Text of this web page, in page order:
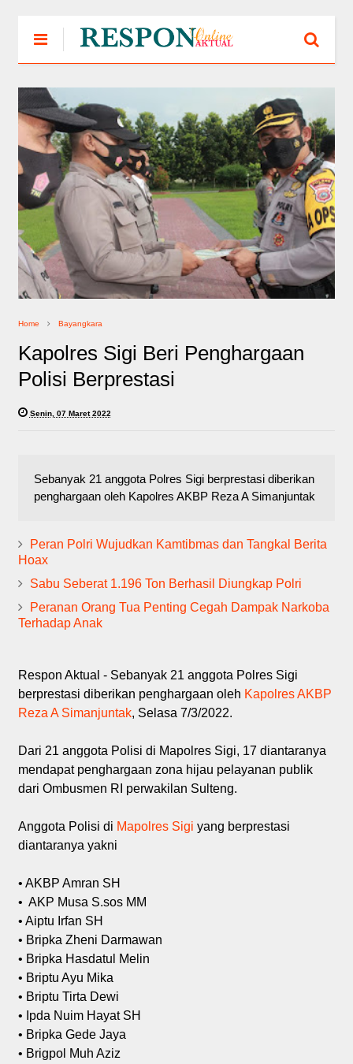
Home Bayangkara
Kapolres Sigi Beri Penghargaan
Polisi Berprestasi
Senin, 07 Maret 2022
Sebanyak 21 anggota Polres Sigi berprestasi diberikan
penghargaan oleh Kapolres AKBP Reza A Simanjuntak
Peran Polri Wujudkan Kamtibmas dan Tangkal Berita
Hoax
Sabu Seberat 1.196 Ton Berhasil Diungkap Polri
Peranan Orang Tua Penting Cegah Dampak Narkoba
Terhadap Anak
Respon Aktual - Sebanyak 21 anggota Polres Sigi
berprestasi diberikan penghargaan oleh Kapolres AKBP
Reza A Simanjuntak, Selasa 7/3/2022.
Dari 21 anggota Polisi di Mapolres Sigi, 17 diantaranya
mendapat penghargaan zona hijau pelayanan publik
dari Ombusmen RI perwakilan Sulteng.
Anggota Polisi di Mapolres Sigi yang berprestasi
diantaranya yakni
• AKBP Amran SH
• AKP Musa S.sos MM
• Aiptu Irfan SH
• Bripka Zheni Darmawan
• Bripka Hasdatul Melin
• Briptu Ayu Mika
• Briptu Tirta Dewi
• Ipda Nuim Hayat SH
• Bripka Gede Jaya
• Brigpol Muh Aziz